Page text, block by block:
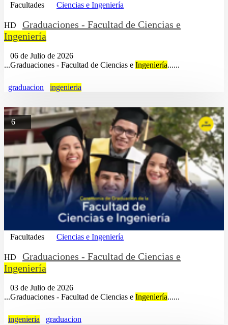
Facultades Ciencias e Ingeniería
HD
Graduaciones - Facultad de Ciencias e
Ingeniería
06 de Julio de 2026
...Graduaciones - Facultad de Ciencias e Ingeniería......
graduacion ingenieria
6
Facultades Ciencias e Ingeniería
HD
Graduaciones - Facultad de Ciencias e
Ingeniería
03 de Julio de 2026
...Graduaciones - Facultad de Ciencias e Ingeniería......
ingenieria graduacion